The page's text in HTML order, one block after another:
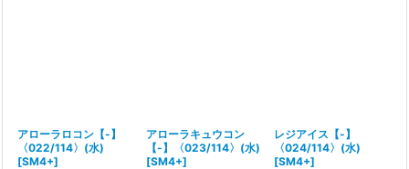
アローラロコン【-】
〈022/114〉(水)
[SM4+]
アローラキュウコン
【-】〈023/114〉(水)
[SM4+]
レジアイス【-】
〈024/114〉(水)
[SM4+]